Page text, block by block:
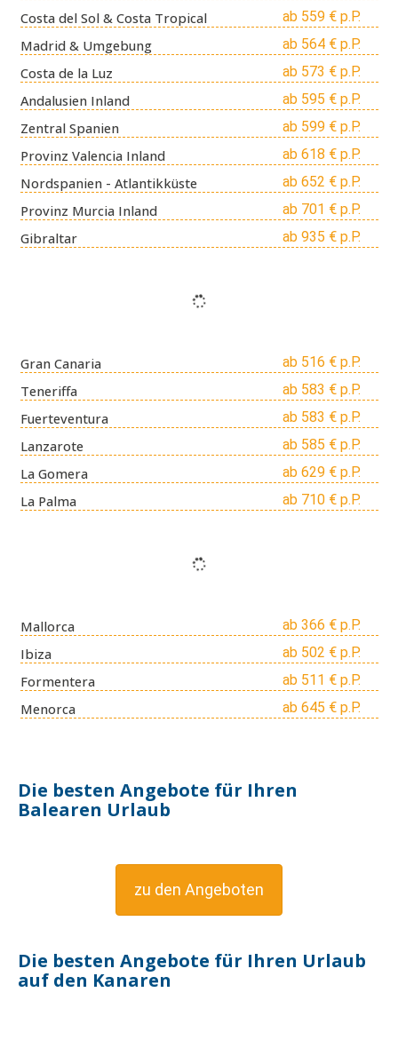
Costa del Sol & Costa Tropical ab 559 € p.P.
Madrid & Umgebung ab 564 € p.P.
Costa de la Luz ab 573 € p.P.
Andalusien Inland ab 595 € p.P.
Zentral Spanien ab 599 € p.P.
Provinz Valencia Inland ab 618 € p.P.
Nordspanien - Atlantikküste ab 652 € p.P.
Provinz Murcia Inland ab 701 € p.P.
Gibraltar ab 935 € p.P.
Gran Canaria ab 516 € p.P.
Teneriffa ab 583 € p.P.
Fuerteventura ab 583 € p.P.
Lanzarote ab 585 € p.P.
La Gomera ab 629 € p.P.
La Palma ab 710 € p.P.
Mallorca ab 366 € p.P.
Ibiza ab 502 € p.P.
Formentera ab 511 € p.P.
Menorca ab 645 € p.P.
Die besten Angebote für Ihren
Balearen Urlaub